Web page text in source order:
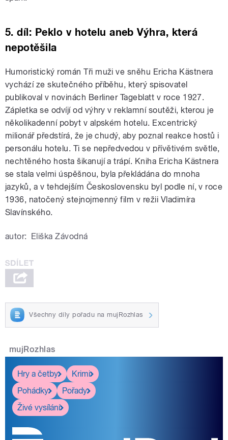
5. díl: Peklo v hotelu aneb Výhra, která
nepotěšila
Humoristický román Tři muži ve sněhu Ericha Kästnera
vychází ze skutečného příběhu, který spisovatel
publikoval v novinách Berliner Tageblatt v roce 1927.
Zápletka se odvíjí od výhry v reklamní soutěži, kterou je
několikadenní pobyt v alpském hotelu. Excentrický
milionář předstírá, že je chudý, aby poznal reakce hostů i
personálu hotelu. Ti se nepředvedou v přívětivém světle,
nechtěného hosta šikanují a trápí. Kniha Ericha Kästnera
se stala velmi úspěšnou, byla překládána do mnoha
jazyků, a v tehdejším Československu byl podle ní, v roce
1936, natočený stejnojmenný film v režii Vladimíra
Slavínského.
autor: Eliška Závodná
Všechny díly pořadu na mujRozhlas
mujRozhlas
Hry a četby
Krimi
Pohádky
Pořady
Živé vysílání